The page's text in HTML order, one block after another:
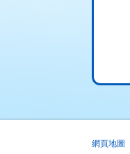
網頁地圖